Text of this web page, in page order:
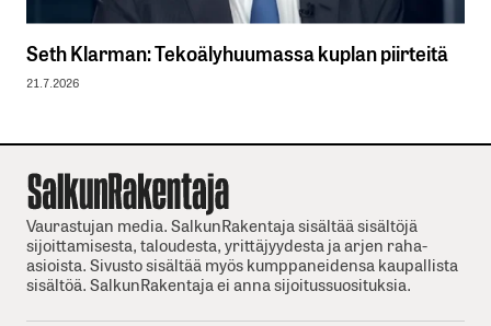
Seth Klarman: Tekoälyhuumassa kuplan piirteitä
21.7.2026
Vaurastujan media. SalkunRakentaja sisältää sisältöjä
sijoittamisesta, taloudesta, yrittäjyydesta ja arjen raha-
asioista. Sivusto sisältää myös kumppaneidensa kaupallista
sisältöä. SalkunRakentaja ei anna sijoitussuosituksia.